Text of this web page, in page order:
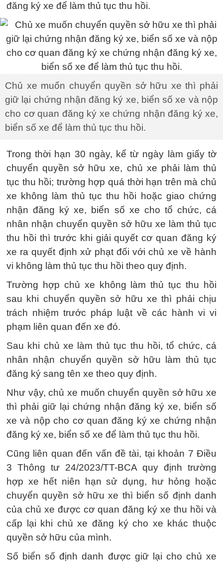
đăng ký xe để làm thủ tục thu hồi.
Chủ xe muốn chuyển quyền sở hữu xe thì phải
giữ lại chứng nhận đăng ký xe, biển số xe và nộp
cho cơ quan đăng ký xe chứng nhận đăng ký xe,
biển số xe để làm thủ tục thu hồi.
Trong thời hạn 30 ngày, kể từ ngày làm giấy tờ
chuyển quyền sở hữu xe, chủ xe phải làm thủ
tục thu hồi; trường hợp quá thời hạn trên mà chủ
xe không làm thủ tục thu hồi hoặc giao chứng
nhận đăng ký xe, biển số xe cho tổ chức, cá
nhân nhận chuyển quyền sở hữu xe làm thủ tục
thu hồi thì trước khi giải quyết cơ quan đăng ký
xe ra quyết định xử phạt đối với chủ xe về hành
vi không làm thủ tục thu hồi theo quy định.
Trường hợp chủ xe không làm thủ tục thu hồi
sau khi chuyển quyền sở hữu xe thì phải chịu
trách nhiệm trước pháp luật về các hành vi vi
phạm liên quan đến xe đó.
Sau khi chủ xe làm thủ tục thu hồi, tổ chức, cá
nhân nhận chuyển quyền sở hữu làm thủ tục
đăng ký sang tên xe theo quy định.
Như vậy, chủ xe muốn chuyển quyền sở hữu xe
thì phải giữ lại chứng nhận đăng ký xe, biển số
xe và nộp cho cơ quan đăng ký xe chứng nhận
đăng ký xe, biển số xe để làm thủ tục thu hồi.
Cũng liên quan đến vấn đề tài, tại khoản 7 Điều
3 Thông tư 24/2023/TT-BCA quy định trường
hợp xe hết niên hạn sử dụng, hư hỏng hoặc
chuyển quyền sở hữu xe thì biển số định danh
của chủ xe được cơ quan đăng ký xe thu hồi và
cấp lại khi chủ xe đăng ký cho xe khác thuộc
quyền sở hữu của mình.
Số biển số định danh được giữ lại cho chủ xe